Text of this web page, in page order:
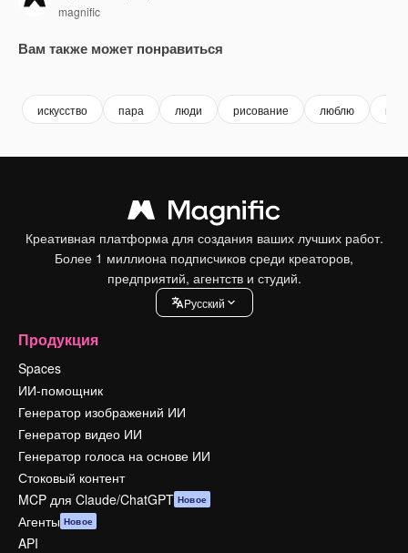
magnific
Вам также может понравиться
искусство пара люди рисование люблю
Креативная платформа для создания ваших лучших работ.
Более 1 миллиона подписчиков среди креаторов,
предприятий, агентств и студий.
Pусский
Продукция
Spaces
ИИ-помощник
Генератор изображений ИИ
Генератор видео ИИ
Генератор голоса на основе ИИ
Стоковый контент
MCP для Claude/ChatGPT Новое
Агенты Новое
API